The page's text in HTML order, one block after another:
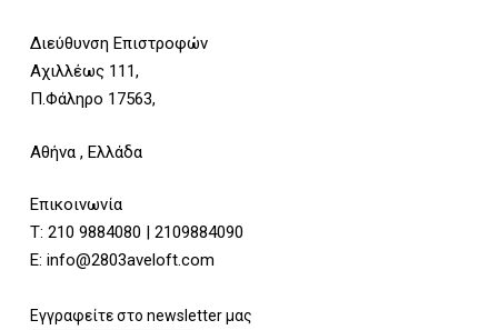
Διεύθυνση Επιστροφών
Αχιλλέως 111,
Π.Φάληρο 17563,
Αθήνα , Ελλάδα
Επικοινωνία
Τ: 210 9884080 | 2109884090
E: info@2803aveloft.com
Εγγραφείτε στο newsletter μας